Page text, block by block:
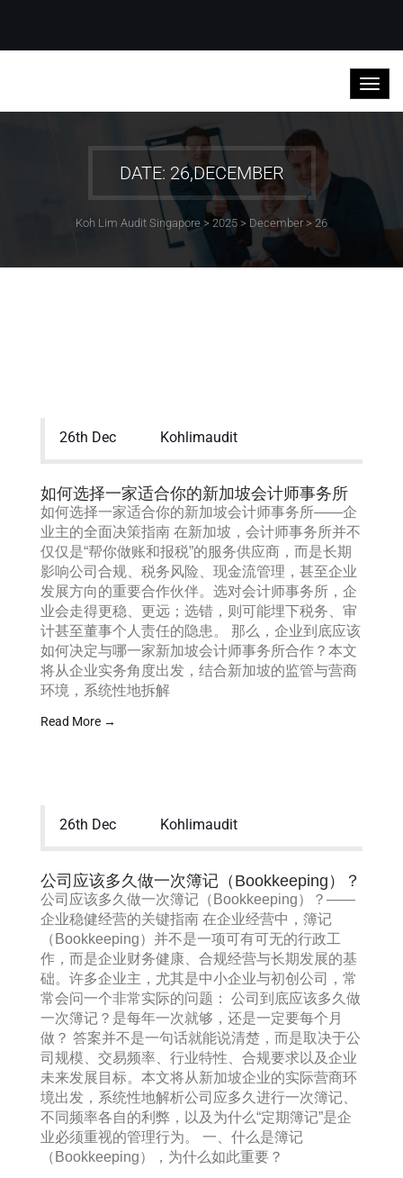
DATE: 26,DECEMBER
Koh Lim Audit Singapore > 2025 > December > 26
26th Dec Kohlimaudit
如何选择一家适合你的新加坡会计师事务所
如何选择一家适合你的新加坡会计师事务所——企
业主的全面决策指南 在新加坡，会计师事务所并不
仅仅是“帮你做账和报税”的服务供应商，而是长期
影响公司合规、税务风险、现金流管理，甚至企业
发展方向的重要合作伙伴。选对会计师事务所，企
业会走得更稳、更远；选错，则可能埋下税务、审
计甚至董事个人责任的隐患。 那么，企业到底应该
如何决定与哪一家新加坡会计师事务所合作？本文
将从企业实务角度出发，结合新加坡的监管与营商
环境，系统性地拆解
Read More →
26th Dec Kohlimaudit
公司应该多久做一次簿记（Bookkeeping）？
公司应该多久做一次簿记（Bookkeeping）？——
企业稳健经营的关键指南 在企业经营中，簿记
（Bookkeeping）并不是一项可有可无的行政工
作，而是企业财务健康、合规经营与长期发展的基
础。许多企业主，尤其是中小企业与初创公司，常
常会问一个非常实际的问题： 公司到底应该多久做
一次簿记？是每年一次就够，还是一定要每个月
做？ 答案并不是一句话就能说清楚，而是取决于公
司规模、交易频率、行业特性、合规要求以及企业
未来发展目标。本文将从新加坡企业的实际营商环
境出发，系统性地解析公司应多久进行一次簿记、
不同频率各自的利弊，以及为什么“定期簿记”是企
业必须重视的管理行为。 一、什么是簿记
（Bookkeeping），为什么如此重要？